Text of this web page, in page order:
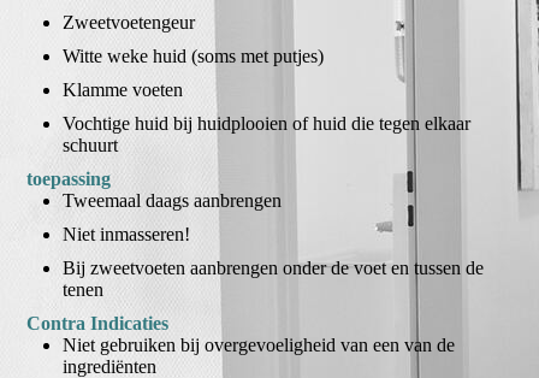
Zweetvoetengeur
Witte weke huid (soms met putjes)
Klamme voeten
Vochtige huid bij huidplooien of huid die tegen elkaar
schuurt
toepassing
Tweemaal daags aanbrengen
Niet inmasseren!
Bij zweetvoeten aanbrengen onder de voet en tussen de
tenen
Contra Indicaties
Niet gebruiken bij overgevoeligheid van een van de
ingrediënten